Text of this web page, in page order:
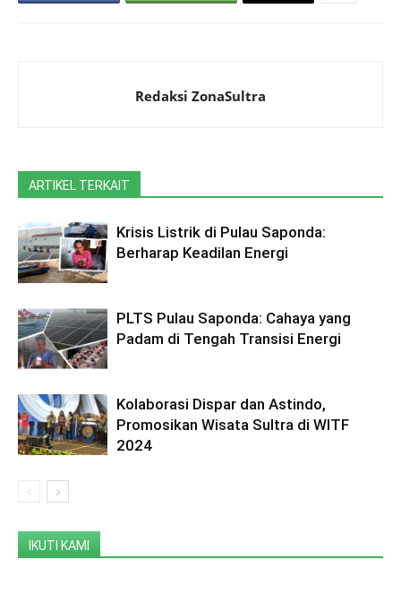
Redaksi ZonaSultra
ARTIKEL TERKAIT
Krisis Listrik di Pulau Saponda:
Berharap Keadilan Energi
PLTS Pulau Saponda: Cahaya yang
Padam di Tengah Transisi Energi
Kolaborasi Dispar dan Astindo,
Promosikan Wisata Sultra di WITF
2024
IKUTI KAMI